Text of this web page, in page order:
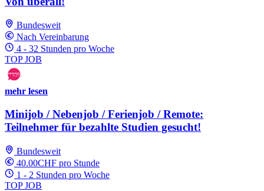
Bundesweit
Nach Vereinbarung
4 - 32 Stunden pro Woche
TOP JOB
mehr lesen
Minijob / Nebenjob / Ferienjob / Remote:
Teilnehmer für bezahlte Studien gesucht!
Bundesweit
40.00CHF pro Stunde
1 - 2 Stunden pro Woche
TOP JOB